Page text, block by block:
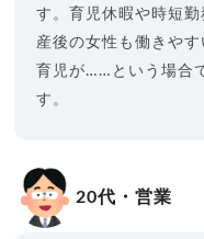
す。育児休暇や時短
産後の女性も働きや
育児が……という場合
す。
20代・営業